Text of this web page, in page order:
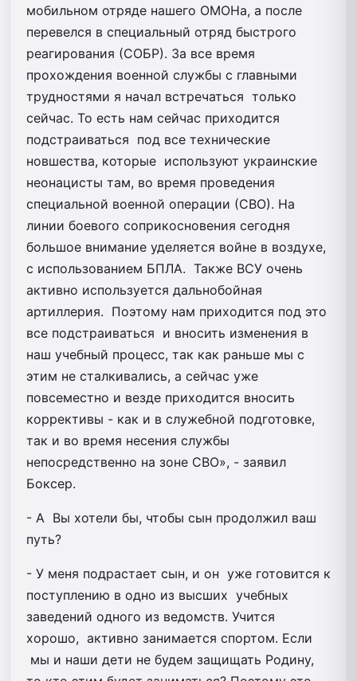
мобильном отряде нашего ОМОНа, а после
перевелся в специальный отряд быстрого
реагирования (СОБР). За все время
прохождения военной службы с главными
трудностями я начал встречаться только
сейчас. То есть нам сейчас приходится
подстраиваться под все технические
новшества, которые используют украинские
неонацисты там, во время проведения
специальной военной операции (СВО). На
линии боевого соприкосновения сегодня
большое внимание уделяется войне в воздухе,
с использованием БПЛА. Также ВСУ очень
активно используется дальнобойная
артиллерия. Поэтому нам приходится под это
все подстраиваться и вносить изменения в
наш учебный процесс, так как раньше мы с
этим не сталкивались, а сейчас уже
повсеместно и везде приходится вносить
коррективы - как и в служебной подготовке,
так и во время несения службы
непосредственно на зоне СВО», - заявил
Боксер.
- А Вы хотели бы, чтобы сын продолжил ваш
путь?
- У меня подрастает сын, и он уже готовится к
поступлению в одно из высших учебных
заведений одного из ведомств. Учится
хорошо, активно занимается спортом. Если
мы и наши дети не будем защищать Родину,